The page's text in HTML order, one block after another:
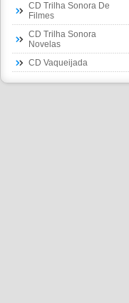
CD Trilha Sonora De
Filmes
CD Trilha Sonora
Novelas
CD Vaqueijada